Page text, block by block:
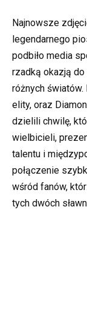
Najnowsze
legendarnego
podbiło media
rzadką okazją
różnych
elity, oraz
dzielili chwilę,
wielbicieli,
talentu i
połączenie
wśród fanów,
tych dwóch